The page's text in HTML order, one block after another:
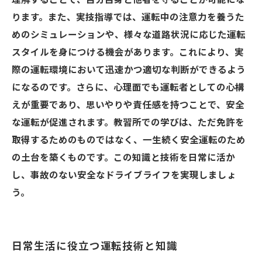
ります。また、実技指導では、運転中の注意力を養うた
めのシミュレーションや、様々な道路状況に応じた運転
スタイルを身につける機会があります。これにより、実
際の運転環境において迅速かつ適切な判断ができるよう
になるのです。さらに、心理面でも運転者としての心構
えが重要であり、思いやりや責任感を持つことで、安全
な運転が促進されます。教習所での学びは、ただ免許を
取得するためのものではなく、一生続く安全運転のため
の土台を築くものです。この知識と技術を日常に活か
し、事故のない安全なドライブライフを実現しましょ
う。
日常生活に役立つ運転技術と知識